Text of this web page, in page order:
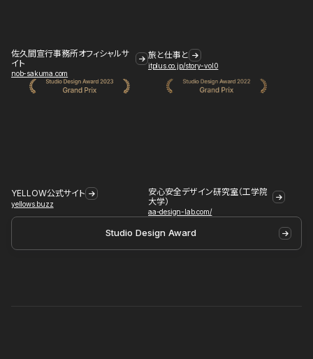
佐久間宣行事務所オフィシャルサ
イト
nob-sakuma.com
旅と仕事と
itplus.co.jp/story-vol0
YELLOW公式サイト
yellows.buzz
安心安全デザイン研究室（工学院
大学）
aa-design-lab.com/
Studio Design Award